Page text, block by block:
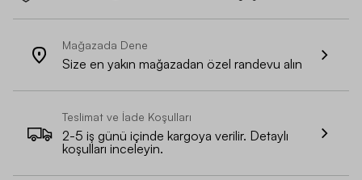
Mağazada Dene
Size en yakın mağazadan özel randevu alın
Teslimat ve İade Koşulları
2-5 iş günü içinde kargoya verilir. Detaylı
koşulları inceleyin.